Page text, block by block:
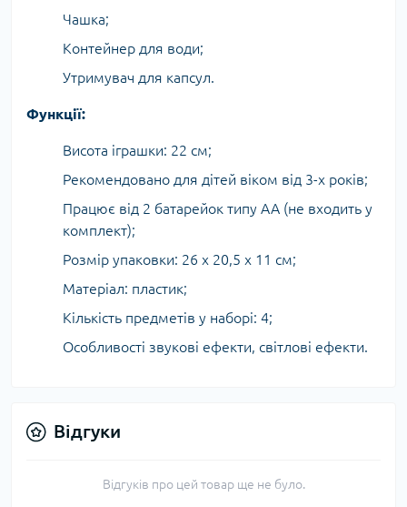
Чашка;
Контейнер для води;
Утримувач для капсул.
Функції:
Висота іграшки: 22 см;
Рекомендовано для дітей віком від 3-х років;
Працює від 2 батарейок типу АА (не входить у
комплект);
Розмір упаковки: 26 х 20,5 х 11 см;
Матеріал: пластик;
Кількість предметів у наборі: 4;
Особливості звукові ефекти, світлові ефекти.
Відгуки
Відгуків про цей товар ще не було.